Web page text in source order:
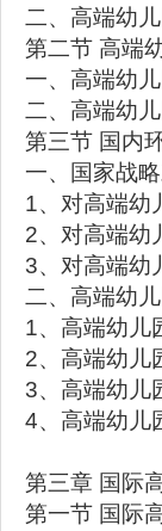
二、高端幼
第二节 高端
一、高端幼
二、高端幼
第三节 国内
一、国家战
1、对高端幼
2、对高端幼
3、对高端幼
二、高端幼
1、高端幼儿
2、高端幼儿
3、高端幼儿
4、高端幼儿
第三章 国际
第一节 国际